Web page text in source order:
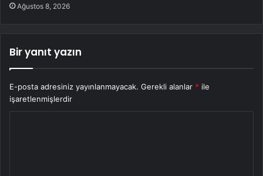
Ağustos 8, 2026
Bir yanıt yazın
E-posta adresiniz yayınlanmayacak. Gerekli alanlar * ile
işaretlenmişlerdir